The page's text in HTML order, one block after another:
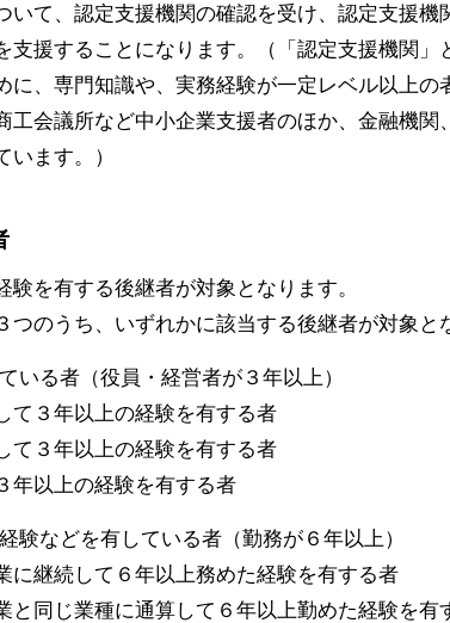
いて、認定支援機関の確認を受け、認定支援機
支援することになります。（「認定支援機関
に、専門知識や、実務経験が一定レベル以上
工会議所など中小企業支援者のほか、金融機
ます。）
を有する後継者が対象となります。
つのうち、いずれかに該当する後継者が対象と
いる者（役員・経営者が３年以上）
て３年以上の経験を有する者
て３年以上の経験を有する者
年以上の経験を有する者
験などを有している者（勤務が６年以上）
に継続して６年以上務めた経験を有する者
と同じ業種に通算して６年以上勤めた経験を有